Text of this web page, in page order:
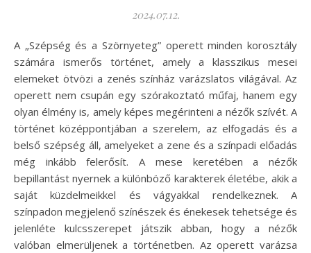
2024.07.12.
A „Szépség és a Szörnyeteg” operett minden korosztály
számára ismerős történet, amely a klasszikus mesei
elemeket ötvözi a zenés színház varázslatos világával. Az
operett nem csupán egy szórakoztató műfaj, hanem egy
olyan élmény is, amely képes megérinteni a nézők szívét. A
történet középpontjában a szerelem, az elfogadás és a
belső szépség áll, amelyeket a zene és a színpadi előadás
még inkább felerősít. A mese keretében a nézők
bepillantást nyernek a különböző karakterek életébe, akik a
saját küzdelmeikkel és vágyakkal rendelkeznek. A
színpadon megjelenő színészek és énekesek tehetsége és
jelenléte kulcsszerepet játszik abban, hogy a nézők
valóban elmerüljenek a történetben. Az operett varázsa